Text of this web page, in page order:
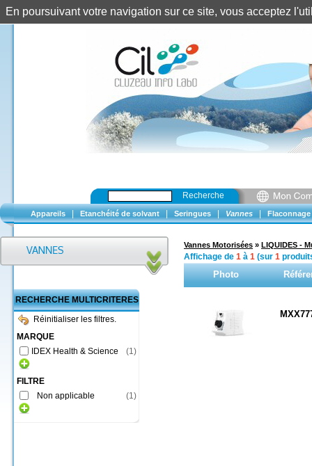
Recherche
Appareils Etanchéité de solvant Seringues Vannes Flaconnage
RECHERCHE MULTICRITERES
Réinitialiser les filtres.
MARQUE
IDEX Health & Science
(1)
FILTRE
Non applicable
(1)
Vannes Motorisées » LIQUIDES -
Affichage de 1 à 1 (sur 1
Photo
En poursuivant votre navigation sur ce site, vous acceptez